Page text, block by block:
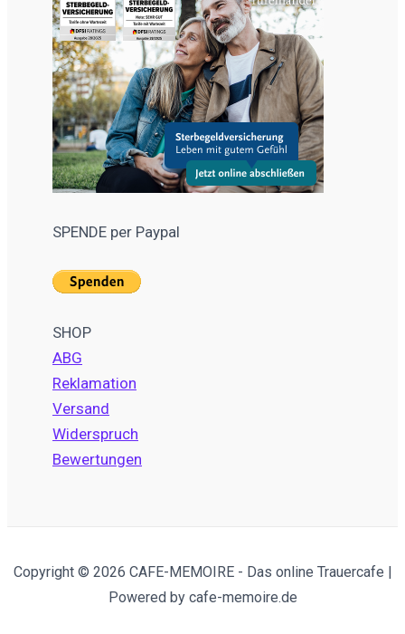
SPENDE per Paypal
SHOP
ABG
Reklamation
Versand
Widerspruch
Bewertungen
Copyright © 2026 CAFE-MEMOIRE - Das online Trauercafe |
Powered by cafe-memoire.de